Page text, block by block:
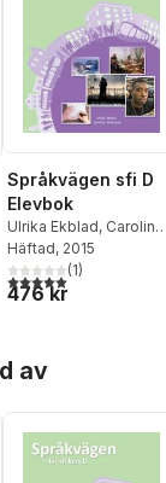
Språkvägen sfi D
Elevbok
Ulrika Ekblad, Caroline
Söderqvist
Häftad, 2015
5,0utav 5 stjärnor.
(1)
476 kr
av